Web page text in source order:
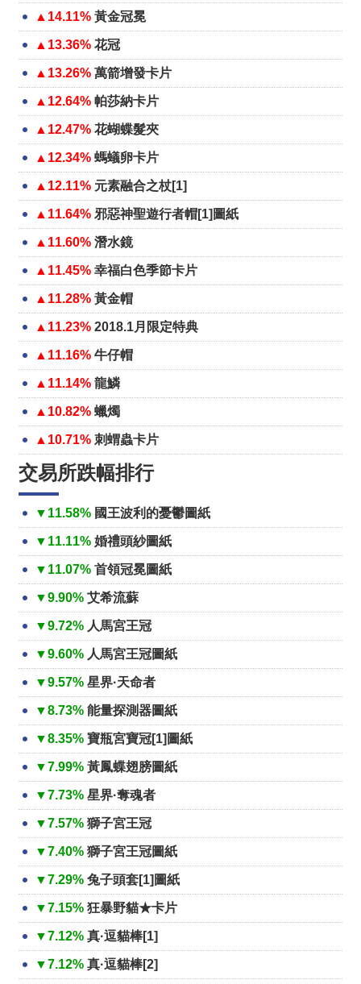
▲14.11% 黃金冠冕
▲13.36% 花冠
▲13.26% 萬箭增發卡片
▲12.64% 帕莎納卡片
▲12.47% 花蝴蝶髮夾
▲12.34% 螞蟻卵卡片
▲12.11% 元素融合之杖[1]
▲11.64% 邪惡神聖遊行者帽[1]圖紙
▲11.60% 潛水鏡
▲11.45% 幸福白色季節卡片
▲11.28% 黃金帽
▲11.23% 2018.1月限定特典
▲11.16% 牛仔帽
▲11.14% 龍鱗
▲10.82% 蠟燭
▲10.71% 刺蝟蟲卡片
交易所跌幅排行
▼11.58% 國王波利的憂鬱圖紙
▼11.11% 婚禮頭紗圖紙
▼11.07% 首領冠冕圖紙
▼9.90% 艾希流蘇
▼9.72% 人馬宮王冠
▼9.60% 人馬宮王冠圖紙
▼9.57% 星界·天命者
▼8.73% 能量探測器圖紙
▼8.35% 寶瓶宮寶冠[1]圖紙
▼7.99% 黃鳳蝶翅膀圖紙
▼7.73% 星界·奪魂者
▼7.57% 獅子宮王冠
▼7.40% 獅子宮王冠圖紙
▼7.29% 兔子頭套[1]圖紙
▼7.15% 狂暴野貓★卡片
▼7.12% 真·逗貓棒[1]
▼7.12% 真·逗貓棒[2]